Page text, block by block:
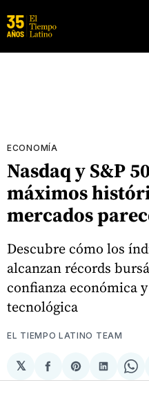
ECONOMÍA
Nasdaq y S&P
máximos
mercados
Descubre cómo los
alcanzan récords
confianza económica
tecnológica
EL TIEMPO LATINO TEAM
𝕏
Compartir
en
Share
on
en
on